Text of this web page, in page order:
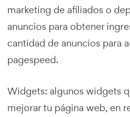
marketing de afiliados o
anuncios para obtener
cantidad de anuncios para
pagespeed.
Widgets: algunos widgets
mejorar tu página web, en